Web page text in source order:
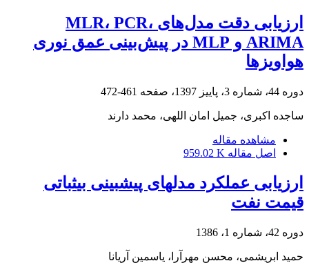
ارزیابی دقت مدل‌های MLR، PCR،
ARIMA و MLP در پیش‌بینی عمق نوری
هواویزها
دوره 44، شماره 3، پاییز 1397، صفحه 461-472
ساجده اکبری، جمیل امان اللهی، محمد دارند
مشاهده مقاله
اصل مقاله 959.02 K
ارزیابی عملکرد مدل‎های پیش‎بینی بی‎ثباتی
قیمت نفت
دوره 42، شماره 1، 1386
حمید ابریشمی، محسن مهرآرا، یاسمین آریانا